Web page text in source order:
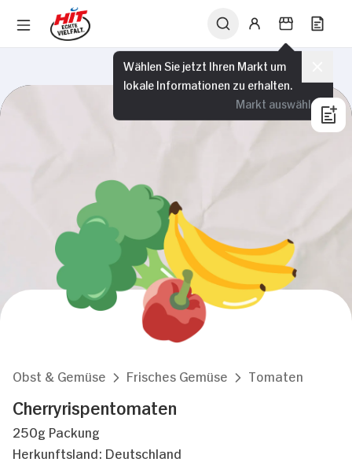
Wählen Sie jetzt Ihren Markt um
lokale Informationen zu erhalten.
Markt auswählen
Obst & Gemüse Frisches Gemüse Tomaten
Cherryrispentomaten
250g Packung
Herkunftsland: Deutschland